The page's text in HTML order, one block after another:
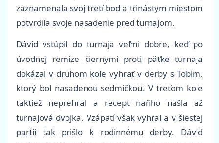
zaznamenala svoj tretí bod a trinástym miestom
potvrdila svoje nasadenie pred turnajom.
Dávid vstúpil do turnaja veľmi dobre, keď po
úvodnej remíze čiernymi proti päťke turnaja
dokázal v druhom kole vyhrať v derby s Tobim,
ktorý bol nasadenou sedmičkou. V treťom kole
taktiež neprehral a recept naňho našla až
turnajová dvojka. Vzápätí však vyhral a v šiestej
partii tak prišlo k rodinnému derby. Dávid